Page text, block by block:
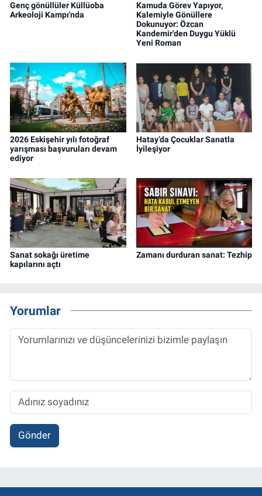
Genç gönüllüler Küllüoba
Arkeoloji Kampı'nda
Kamuda Görev Yapıyor,
Kalemiyle Gönüllere
Dokunuyor: Özcan
Kandemir'den Duygu Yüklü
Yeni Roman
2026 Eskişehir yılı fotoğraf
yarışması başvuruları devam
ediyor
Hatay’da Çocuklar Sanatla
İyileşiyor
Sanat sokağı üretime
kapılarını açtı
Zamanı durduran sanat: Tezhip
Yorumlar
Gönder